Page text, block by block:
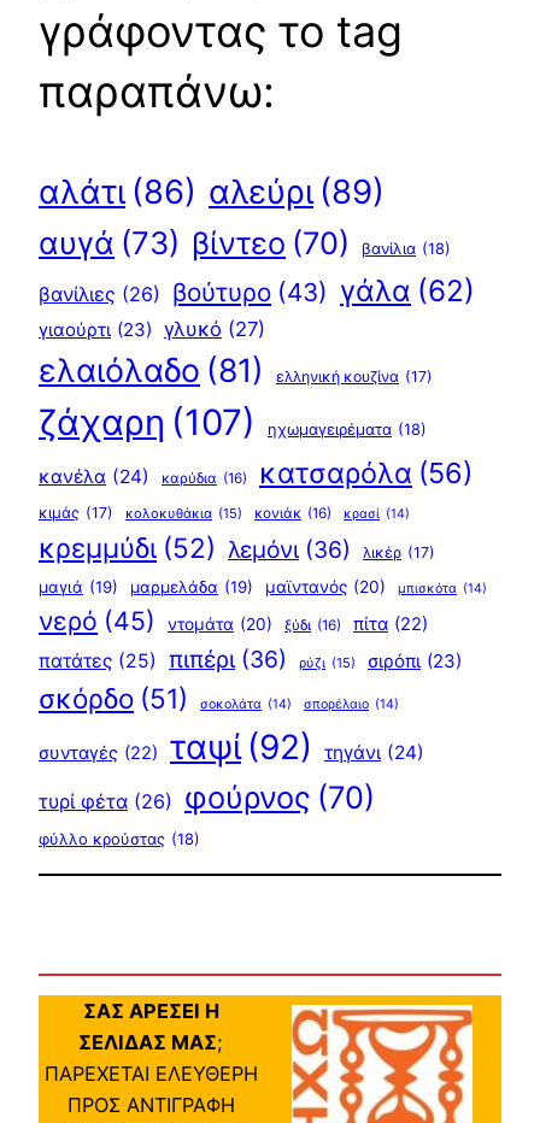
γράφοντας το tag
παραπάνω:
αλάτι (86) αλεύρι (89)
αυγά (73) βίντεο (70) βανίλια (18)
βανίλιες (26) βούτυρο (43) γάλα (62)
γιαούρτι (23) γλυκό (27)
ελαιόλαδο (81) ελληνική κουζίνα (17)
ζάχαρη (107) ηχωμαγειρέματα (18)
κανέλα (24) καρύδια (16) κατσαρόλα (56)
κιμάς (17) κολοκυθάκια (15) κονιάκ (16) κρασί (14)
κρεμμύδι (52) λεμόνι (36) λικέρ (17)
μαγιά (19) μαρμελάδα (19) μαϊντανός (20) μπισκότα (14)
νερό (45) ντομάτα (20) ξύδι (16) πίτα (22)
πατάτες (25) πιπέρι (36) ρύζι (15) σιρόπι (23)
σκόρδο (51) σοκολάτα (14) σπορέλαιο (14)
συνταγές (22) ταψί (92) τηγάνι (24)
τυρί φέτα (26) φούρνος (70)
φύλλο κρούστας (18)
ΣΑΣ ΑΡΕΣΕΙ Η
ΣΕΛΙΔΑΣ ΜΑΣ;
ΠΑΡΕΧΕΤΑΙ ΕΛΕΥΘΕΡΗ
ΠΡΟΣ ΑΝΤΙΓΡΑΦΗ